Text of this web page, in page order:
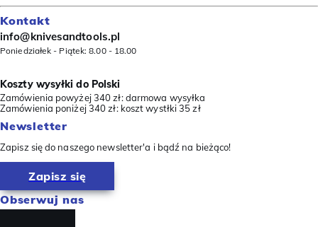
Kontakt
info@knivesandtools.pl
Poniedziałek - Piątek: 8.00 - 18.00
Koszty wysyłki do Polski
Zamówienia powyżej 340 zł: darmowa wysyłka
Zamówienia poniżej 340 zł: koszt wystłki 35 zł
Newsletter
Zapisz się do naszego newsletter'a i bądź na bieżąco!
Zapisz się
Obserwuj nas